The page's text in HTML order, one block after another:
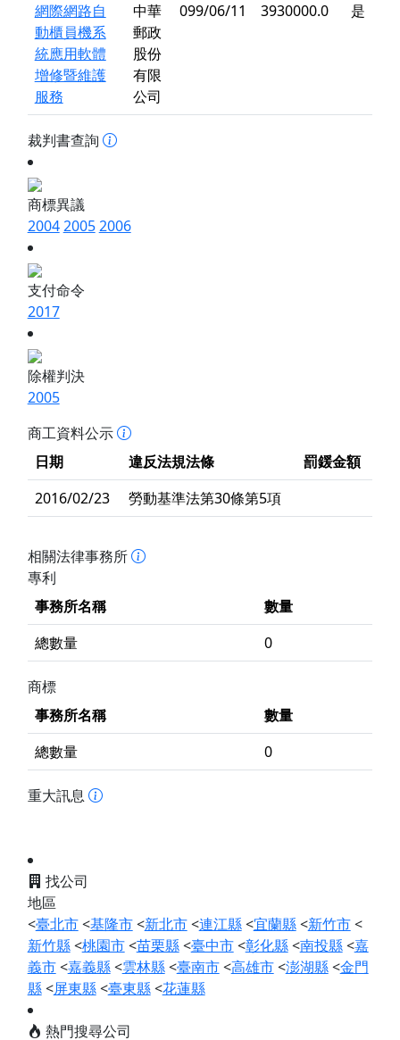
網際網路自
動櫃員機系
統應用軟體
增修暨維護
服務
中華
郵政
股份
有限
公司
099/06/11 3930000.0 是
裁判書查詢
商標異議
200420052006
支付命令
2017
除權判決
2005
商工資料公示
日期
違反法規法條
罰鍰金額
2016/02/23
勞動基準法第30條第5項
相關法律事務所
專利
事務所名稱
數量
總數量
0
商標
事務所名稱
數量
總數量
0
重大訊息
找公司
地區
<臺北市<基隆市<新北市<連江縣<宜蘭縣<新竹市<
新竹縣<桃園市<苗栗縣<臺中市<彰化縣<南投縣<嘉
義市<嘉義縣<雲林縣<臺南市<高雄市<澎湖縣<金門
縣<屏東縣<臺東縣<花蓮縣
熱門搜尋公司